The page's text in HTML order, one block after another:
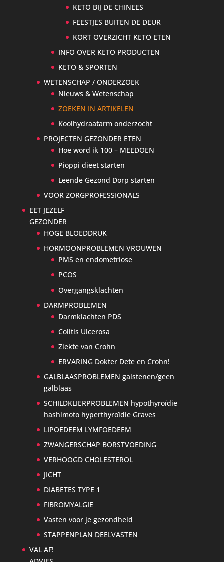
KETO BIJ DE CHINEES
FEESTJES BUITEN DE DEUR
KORT OVERZICHT KETO ETEN
INFO OVER KETO PRODUCTEN
KETO & SPORTEN
WETENSCHAP / ONDERZOEK
Nieuws & Wetenschap
ZOEKEN IN ARTIKELEN
Koolhydraatarm onderzocht
PROJECTEN GEZONDER ETEN
Hoe word ik 100 – MEEDOEN
Pioppi dieet starten
Leende Gezond Dorp starten
VOOR ZORGPROFESSIONALS
EET JEZELF
GEZONDER
HOGE BLOEDDRUK
HORMOONPROBLEMEN VROUWEN
PMS en endometriose
PCOS
Overgangsklachten
DARMPROBLEMEN
Darmklachten PDS
Colitis Ulcerosa
Ziekte van Crohn
ERVARING Dokter Dete en Crohn!
GALBLAASPROBLEMEN galstenen/geen
galblaas
SCHILDKLIERPROBLEMEN hypothyroïdie
hashimoto hyperthyroïdie Graves
LIPOEDEEM LYMFOEDEEM
ZWANGERSCHAP BORSTVOEDING
VERHOOGD CHOLESTEROL
JICHT
DIABETES TYPE 1
FIBROMYALGIE
Vasten voor je gezondheid
STAPPENPLAN DEELVASTEN
VAL AF!